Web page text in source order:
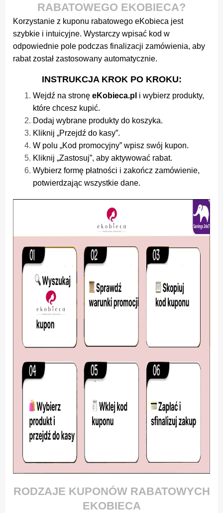
RABATOWEGO EKOBIECA?
Korzystanie z kuponu rabatowego eKobieca jest
szybkie i intuicyjne. Wystarczy wpisać kod w
odpowiednie pole podczas finalizacji zamówienia, aby
rabat został zastosowany automatycznie.
INSTRUKCJA KROK PO KROKU:
Wejdź na stronę eKobieca.pl i wybierz produkty,
które chcesz kupić.
Dodaj wybrane produkty do koszyka.
Kliknij „Przejdź do kasy”.
W polu „Kod promocyjny” wpisz swój kupon.
Kliknij „Zastosuj”, aby aktywować rabat.
Wybierz formę płatności i zakończ zamówienie,
potwierdzając wszystkie dane.
RODZAJE KUPONÓW RABATOWYCH
EKOBIECA